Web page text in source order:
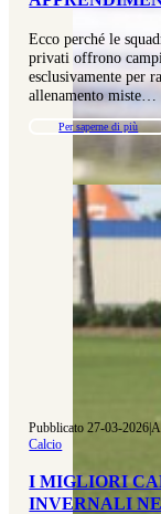
Ecco perché le
privati offrono
esclusivamente per
allenamento miste…
Per saperne di più
Pubblicato 27-03-2026|
Calcio
I MIGLIORI
INVERNALI